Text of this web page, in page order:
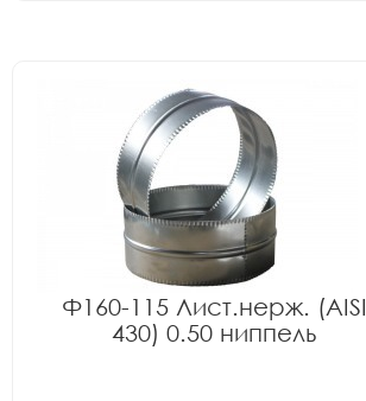
Ф160-115 Лист.нерж. (AISI
430) 0.50 ниппель